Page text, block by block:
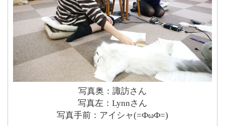
写真奥：諏訪さん
写真左：Lynnさん
写真手前：アイシャ(=ФωФ=)